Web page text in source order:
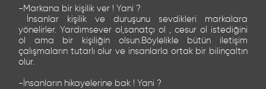
-Markana bir kişilik ver ! Yani ?
İnsanlar kişilik ve duruşunu sevdikleri markalara
yönelirler. Yardımsever ol,sanatçı ol , cesur ol istediğini
ol ama bir kişiliğin olsun.Böylelikle bütün iletişim
çalışmaların tutarlı olur ve insanlarla ortak bir bilinçaltın
olur.
-İnsanların hikayelerine bak ! Yani ?